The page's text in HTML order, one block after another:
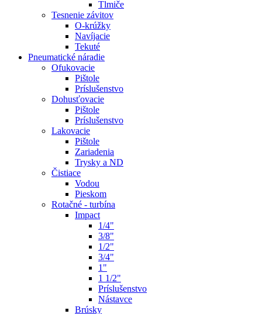
Tlmiče
Tesnenie závitov
O-krúžky
Navíjacie
Tekuté
Pneumatické náradie
Ofukovacie
Pištole
Príslušenstvo
Dohusťovacie
Pištole
Príslušenstvo
Lakovacie
Pištole
Zariadenia
Trysky a ND
Čistiace
Vodou
Pieskom
Rotačné - turbína
Impact
1/4"
3/8"
1/2"
3/4"
1"
1 1/2"
Príslušenstvo
Nástavce
Brúsky